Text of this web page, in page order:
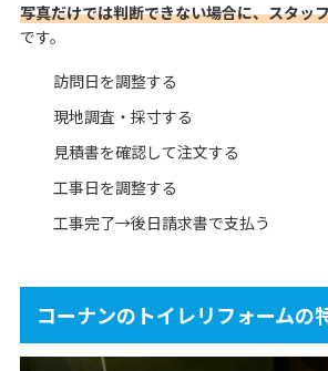
写真だけでは判断できない場合に、スタッ
です。
訪問日を調整する
現地調査・採寸する
見積書を確認して注文する
工事日を調整する
工事完了→後日請求書で支払う
コーナンのトイレリフォームの